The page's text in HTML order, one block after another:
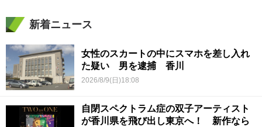
新着ニュース
女性のスカートの中にスマホを差し入れ
た疑い 男を逮捕 香川
2026/8/9(日)18:08
自閉スペクトラム症の双子アーティスト
が香川県を飛び出し東京へ！ 新作なら